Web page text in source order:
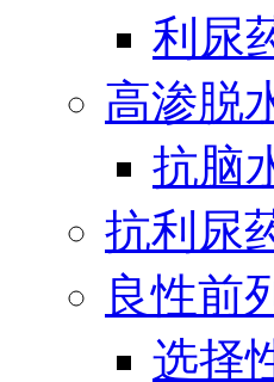
利尿
高渗脱
抗脑
抗利尿
良性前
选择